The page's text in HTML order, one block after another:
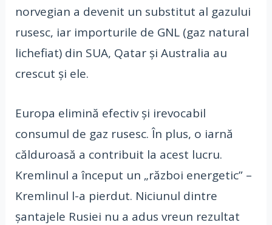
norvegian a devenit un substitut al gazului
rusesc, iar importurile de GNL (gaz natural
lichefiat) din SUA, Qatar și Australia au
crescut și ele.
Europa elimină efectiv și irevocabil
consumul de gaz rusesc. În plus, o iarnă
călduroasă a contribuit la acest lucru.
Kremlinul a început un „război energetic” –
Kremlinul l-a pierdut. Niciunul dintre
șantajele Rusiei nu a adus vreun rezultat